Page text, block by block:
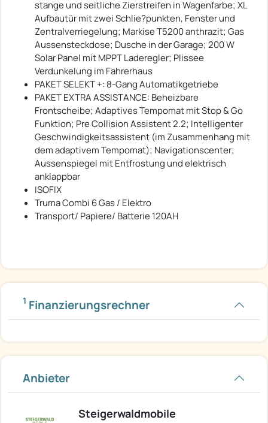
stange und seitliche Zierstreifen in Wagenfarbe; XL
Aufbautür mit zwei Schlie?punkten, Fenster und
Zentralverriegelung; Markise T5200 anthrazit; Gas
Aussensteckdose; Dusche in der Garage; 200 W
Solar Panel mit MPPT Laderegler; Plissee
Verdunkelung im Fahrerhaus
PAKET SELEKT +: 8-Gang Automatikgetriebe
PAKET EXTRA ASSISTANCE: Beheizbare
Frontscheibe; Adaptives Tempomat mit Stop & Go
Funktion; Pre Collision Assistent 2.2; Intelligenter
Geschwindigkeitsassistent (im Zusammenhang mit
dem adaptivem Tempomat); Navigationscenter;
Aussenspiegel mit Entfrostung und elektrisch
anklappbar
ISOFIX
Truma Combi 6 Gas / Elektro
Transport/ Papiere/ Batterie 120AH
1 Finanzierungsrechner
Anbieter
Steigerwaldmobile